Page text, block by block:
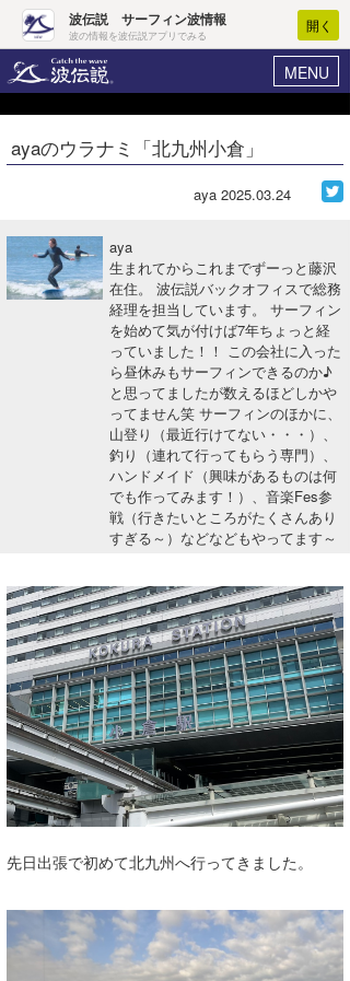
波伝説 サーフィン波情報
波の情報を波伝説アプリでみる
開く
MENU
ヘルプ マイホーム
ログイン
波情報･概況
WAVE HUNTER波予想ツール
サーフィンエリアガイド
会員メニュー
今月のプレゼント
ayaのウラナミ「北九州小倉」
aya 2025.03.24
aya
生まれてからこれまでずーっと藤沢
在住。 波伝説バックオフィスで総務
経理を担当しています。 サーフィン
を始めて気が付けば7年ちょっと経
っていました！！ この会社に入った
ら昼休みもサーフィンできるのか♪
と思ってましたが数えるほどしかや
ってません笑 サーフィンのほかに、
山登り（最近行けてない・・・）、
釣り（連れて行ってもらう専門）、
ハンドメイド（興味があるものは何
でも作ってみます！）、音楽Fes参
戦（行きたいところがたくさんあり
すぎる～）などなどもやってます～
先日出張で初めて北九州へ行ってきました。
Core Surf Japan
ファッション/グッズ
アート＆エンタメ
ショップ情報
ショップ情報
伊豆
千葉南
大阪
四国
沖縄
ルール＆How to
VOTE!
サーファーズ
ライター/寄稿メディア